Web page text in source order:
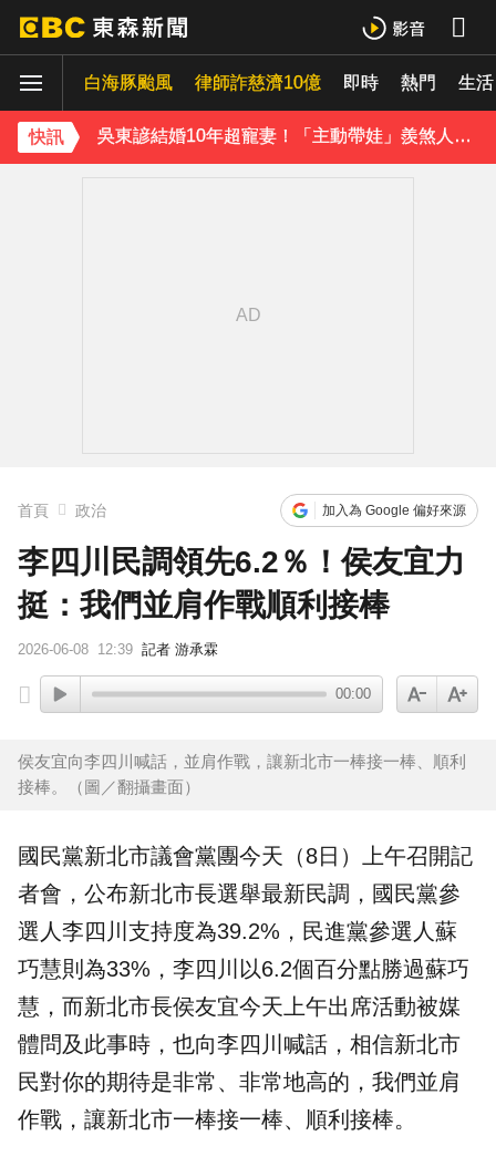
白海豚颱風 律師詐慈濟10億 即時 熱門 生活
快訊
下載東森App，隨時掌握天下大小事！
42歲情色女星要結婚了！甜嫁「前職棒選手」浪漫告白：迅速奪走我的心
吳東諺結婚10年超寵妻！「主動帶娃」羨煞人妻女星 她認了：心很酸
首頁 政治 加入為 Google 偏好來源
李四川民調領先6.2％！侯友宜力
挺：我們並肩作戰順利接棒
2026-06-08 12:39 記者 游承霖
00:00
侯友宜向李四川喊話，並肩作戰，讓新北市一棒接一棒、順利
接棒。（圖／翻攝畫面）
國民黨新北市議會黨團今天（8日）上午召開記
者會，公布新北市長選舉最新民調，國民黨參
選人李四川 支持度為39.2%，民進黨參選人蘇
巧慧則為33%，李四川以6.2個百分點勝過蘇巧
慧，而新北市長侯友宜今天上午出席活動被媒
體問及此事時，也向李四川喊話，相信新北市
民對你的期待是非常、非常地高的，我們並肩
作戰，讓新北市一棒接一棒、順利接棒。